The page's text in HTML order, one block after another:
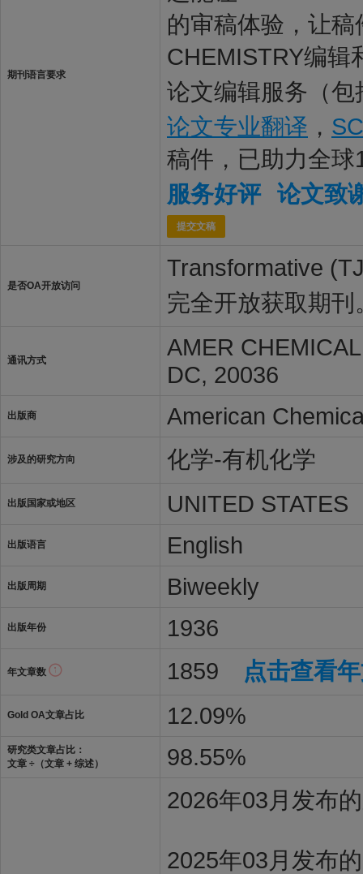
期刊语言要求
的审稿体验，让
CHEMISTRY编辑
论文编辑服务（包
论文专业翻译 ，
稿件，已助力全
服务好评
论文致
提交文稿
是否OA开放访问
Transformative
完全开放获取期刊
通讯方式
AMER
DC, 20036
出版商 American
涉及的研究方向 化学-有机化学
出版国家或地区 UNITED STATES
出版语言 English
出版周期 Biweekly
出版年份 1936
年文章数 1859 点击查看
Gold OA文章占比 12.09%
研究类文章占比：
文章 ÷（文章 + 综述）
98.55%
2026年03月发布
2025年03月发布